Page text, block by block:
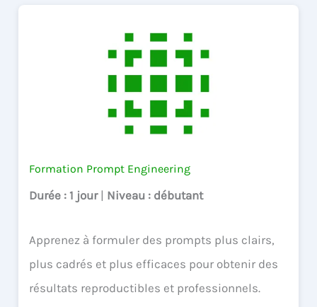
Formation Prompt Engineering
Durée : 1 jour | Niveau : débutant
Apprenez à formuler des prompts plus clairs,
plus cadrés et plus efficaces pour obtenir des
résultats reproductibles et professionnels.